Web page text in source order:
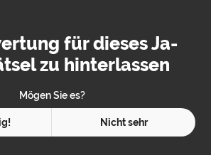
für dieses Ja-
zu hinterlassen
Mögen Sie es?
Nicht sehr